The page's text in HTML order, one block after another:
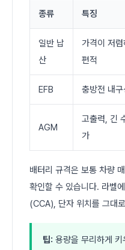
종류 특징
일반 납
산
가격이 저
편적
EFB 충방전 내
AGM
고출력, 긴
가
배터리 규격은 보통 차량
확인할 수 있습니다. 라벨
(CCA), 단자 위치를 그대
팁: 용량을 무리하게